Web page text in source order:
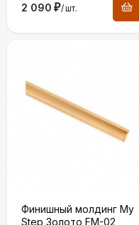
2 090 ₽/шт.
Финишный молдинг My
Step Золото FM-02